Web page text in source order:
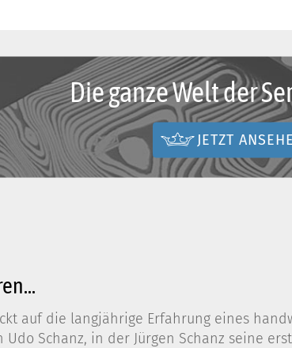
Die ganze Welt der
JETZT
auf die langjährige Erfahrung eines
Schanz, in der Jürgen Schanz seine